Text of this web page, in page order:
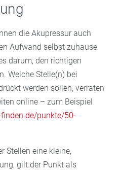
die Akupressur auch
Aufwand selbst zuhause
darum, den richtigen
Welche Stelle(n) bei
werden sollen, verraten
online – zum Beispiel
punkte/50-
Stellen eine kleine,
gilt der Punkt als